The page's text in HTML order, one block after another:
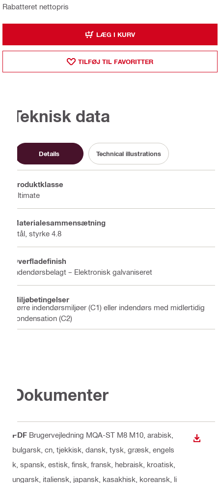
Rabatteret nettopris
LÆG I KURV
TILFØJ TIL FAVORITTER
Teknisk data
Details Technical illustrations
Produktklasse
Ultimate
Materialesammensætning
Stål, styrke 4.8
Overfladefinish
Indendørsbelagt – Elektronisk galvaniseret
Miljøbetingelser
Tørre indendørsmiljøer (C1) eller indendørs med midlertidig
kondensation (C2)
Dokumenter
PDF Brugervejledning MQA-ST M8 M10 , arabisk,
bulgarsk, cn, tjekkisk, dansk, tysk, græsk, engels
k, spansk, estisk, finsk, fransk, hebraisk, kroatisk,
ungarsk, italiensk, japansk, kasakhisk, koreansk, li